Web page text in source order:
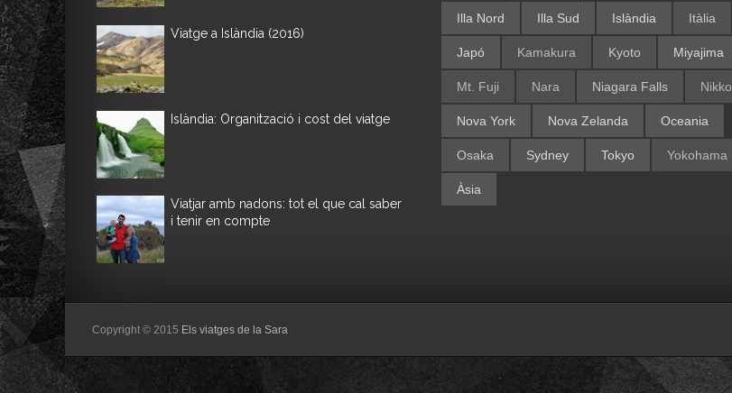
Viatge a Islàndia (2016)
Islàndia: Organització i cost del viatge
Viatjar amb nadons: tot el que cal saber
i tenir en compte
Illa Nord Illa Sud Islàndia Itàlia
Japó Kamakura Kyoto Miyajima
Mt. Fuji Nara Niagara Falls Nikko
Nova York Nova Zelanda Oceania
Osaka Sydney Tokyo Yokohama
Àsia
Copyright © 2015 Els viatges de la Sara